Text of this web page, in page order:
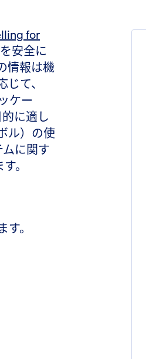
for
安全に
情報は機
て、
ケー
に適し
ル）の使
に関す
。
。